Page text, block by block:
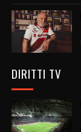
DIRITTI TV